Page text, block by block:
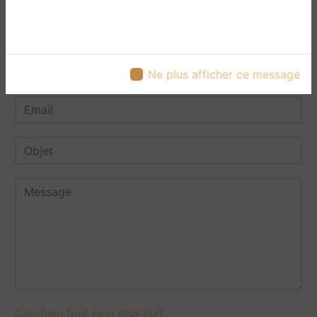
Ne plus afficher ce message
Combien font cinq plus huit